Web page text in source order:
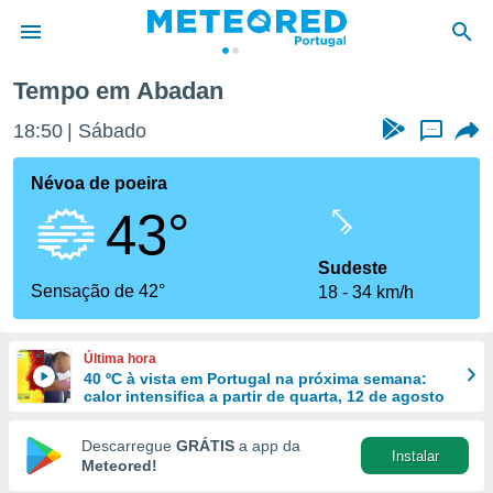
da
foi
fornecidas
a este
das
e
forma
digital
Tempo em Abadan
18:50 Sábado ...
Névoa de poeira
43°
Sensação de 42°
Sudeste
18
34 km/h
Última hora
40 ºC à vista em Portugal na próxima semana:
calor intensifica a partir de quarta, 12 de agosto
Descarregue GRÁTIS a app da
Meteored!
Instalar